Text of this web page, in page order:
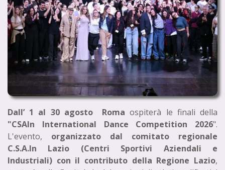
Dall’ 1 al 30 agosto Roma ospiterà le finali della
"CSAIn International Dance Competition 2026".
L'evento, organizzato dal comitato regionale
C.S.A.In Lazio (Centri Sportivi Aziendali e
Industriali) con il contributo della Regione Lazio,